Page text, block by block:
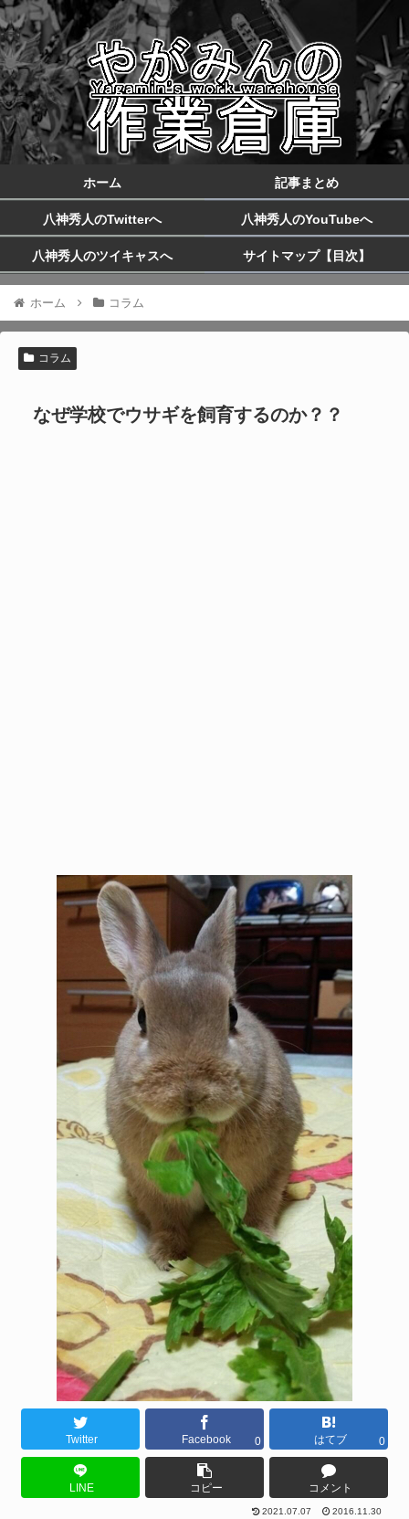
ホーム 記事まとめ
八神秀人のTwitterへ 八神秀人のYouTubeへ
八神秀人のツイキャスへ サイトマップ【目次】
ホーム コラム
コラム
なぜ学校でウサギを飼育するのか？？
Twitter Facebook 0 はてブ 0
LINE コピー コメント
2021.07.07 2016.11.30